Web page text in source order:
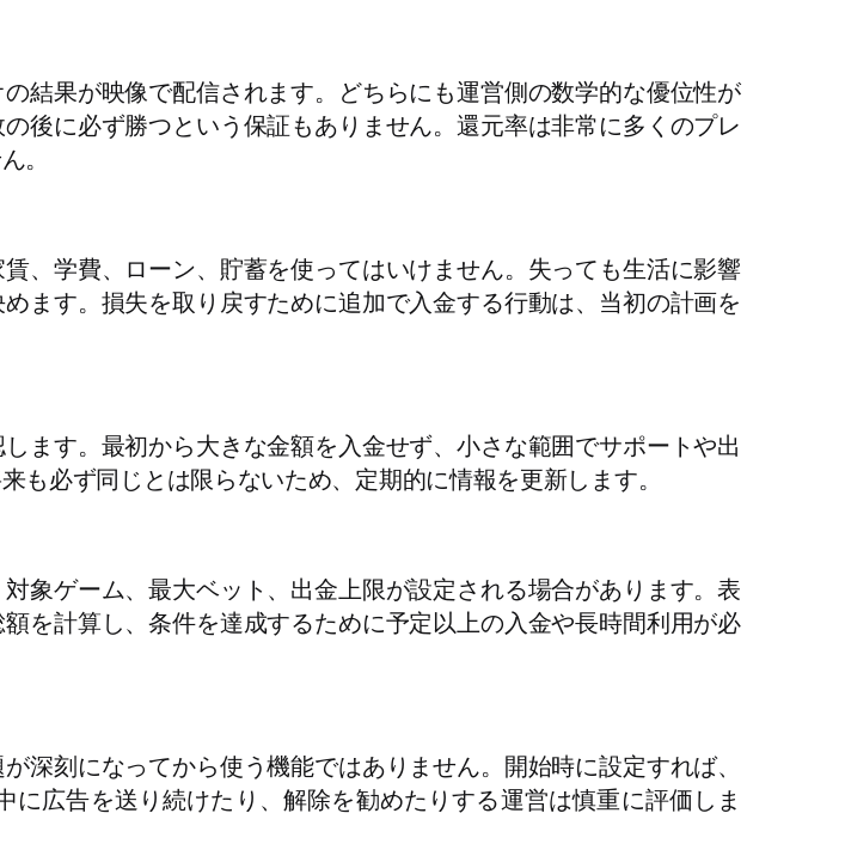
結果が映像で配信されます。どちらにも運営側の数学的な優位性が
後に必ず勝つという保証もありません。還元率は非常に多くのプレ
。
、学費、ローン、貯蓄を使ってはいけません。失っても生活に影響
ます。損失を取り戻すために追加で入金する行動は、当初の計画を
ます。最初から大きな金額を入金せず、小さな範囲でサポートや出
必ず同じとは限らないため、定期的に情報を更新します。
象ゲーム、最大ベット、出金上限が設定される場合があります。表
を計算し、条件を達成するために予定以上の入金や長時間利用が必
深刻になってから使う機能ではありません。開始時に設定すれば、
広告を送り続けたり、解除を勧めたりする運営は慎重に評価しま